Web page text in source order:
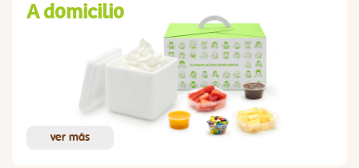
A domicilio
ver más